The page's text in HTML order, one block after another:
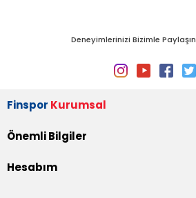
Deneyimlerinizi Bizimle Paylaşın
Finspor Kurumsal
Önemli Bilgiler
Hesabım